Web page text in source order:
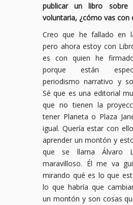
publicar un libro sobre
voluntaria, ¿cómo vas con
Creo que he fallado en
pero ahora estoy con
es con quien he
porque están
periodismo narrativo y
Sé que es una editorial
que no tienen la
tener Planeta o Plaza
igual. Quería estar con
aprender un montón y
que se llama Álvaro
maravilloso. Él me va
mirando qué es lo que
lo que habría que
un montón y son cosas